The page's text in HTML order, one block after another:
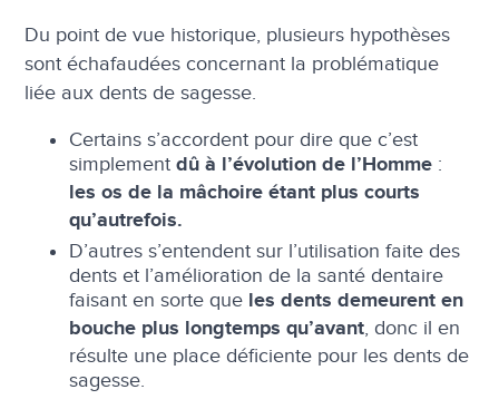
Du point de vue historique, plusieurs hypothèses
sont échafaudées concernant la problématique
liée aux dents de sagesse.
Certains s’accordent pour dire que c’est
simplementdû à l’évolution de l’Homme :
les os de la mâchoire étant plus courts
qu’autrefois.
D’autres s’entendent sur l’utilisation faite des
dents et l’amélioration de la santé dentaire
faisant en sorte que les dents demeurent en
bouche plus longtemps qu’avant, donc il en
résulte une place déficiente pour les dents de
sagesse.